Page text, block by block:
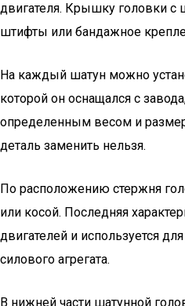
двигателя. Крышку головки с
штифты или бандажное
На каждый шатун можно
которой он оснащался с
определенным весом и
деталь заменить нельзя.
По расположению стержня
или косой. Последняя
двигателей и используется
силового агрегата.
В нижней части шатунной